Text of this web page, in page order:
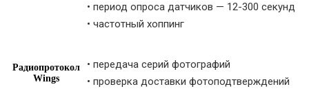
• период опроса датчиков — 12-300 секунд
• частотный хоппинг
Радиопротокол
Wings
• передача серий фотографий
• проверка доставки фотоподтверждений